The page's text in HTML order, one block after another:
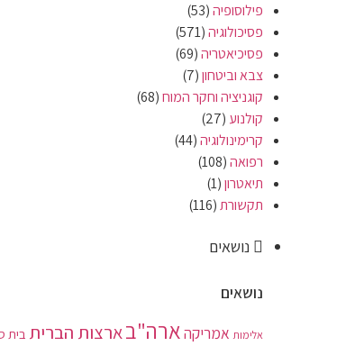
פילוסופיה(53)
פסיכולוגיה(571)
פסיכיאטריה(69)
צבא וביטחון(7)
קוגניציה וחקר המוח(68)
קולנוע (27)
קרימינולוגיה(44)
רפואה(108)
תיאטרון(1)
תקשורת(116)
נושאים
נושאים
אלימות אמריקהארה"בארצות הברית בית